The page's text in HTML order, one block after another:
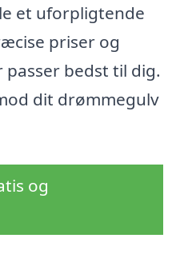
et uforpligtende
priser og
bedst til dig.
dit drømmegulv
og